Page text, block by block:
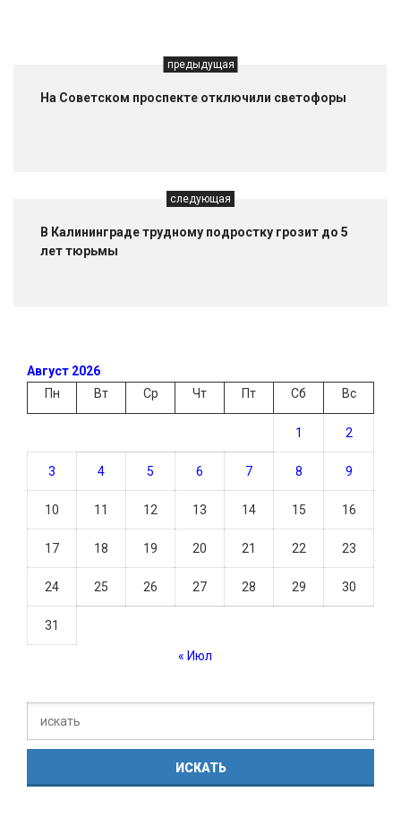
предыдущая
На Советском проспекте отключили светофоры
следующая
В Калининграде трудному подростку грозит до 5
лет тюрьмы
Август 2026
Пн
Вт Ср Чт Пт Сб Вс
1 2
3 4 5 6 7 8 9
10 11 12 13 14 15 16
17 18 19 20 21 22 23
24 25 26 27 28 29 30
31
« Июл